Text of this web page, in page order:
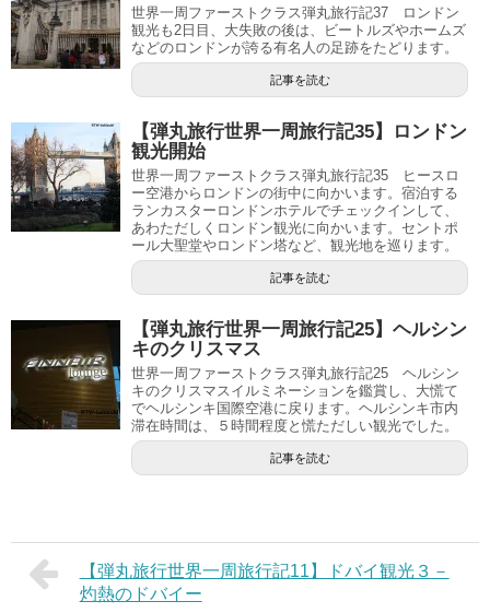
世界一周ファーストクラス弾丸旅行記37 ロンドン
観光も2日目、大失敗の後は、ビートルズやホームズ
などのロンドンが誇る有名人の足跡をたどります。
記事を読む
【弾丸旅行世界一周旅行記35】ロンドン
観光開始
世界一周ファーストクラス弾丸旅行記35 ヒースロ
ー空港からロンドンの街中に向かいます。宿泊する
ランカスターロンドンホテルでチェックインして、
あわただしくロンドン観光に向かいます。セントポ
ール大聖堂やロンドン塔など、観光地を巡ります。
記事を読む
【弾丸旅行世界一周旅行記25】ヘルシン
キのクリスマス
世界一周ファーストクラス弾丸旅行記25 ヘルシン
キのクリスマスイルミネーションを鑑賞し、大慌て
でヘルシンキ国際空港に戻ります。ヘルシンキ市内
滞在時間は、５時間程度と慌ただしい観光でした。
記事を読む
【弾丸旅行世界一周旅行記11】ドバイ観光３－
灼熱のドバイー